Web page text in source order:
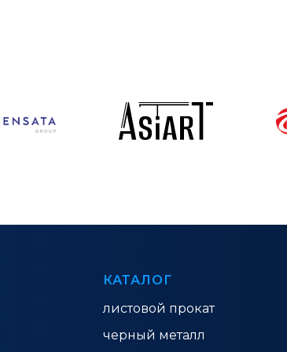
КАТАЛОГ
листовой прокат
черный металл